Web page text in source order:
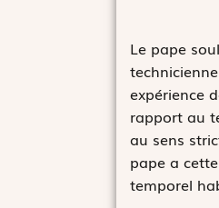
Le pape
expérience
rapport au
au sens
pape a
temporel